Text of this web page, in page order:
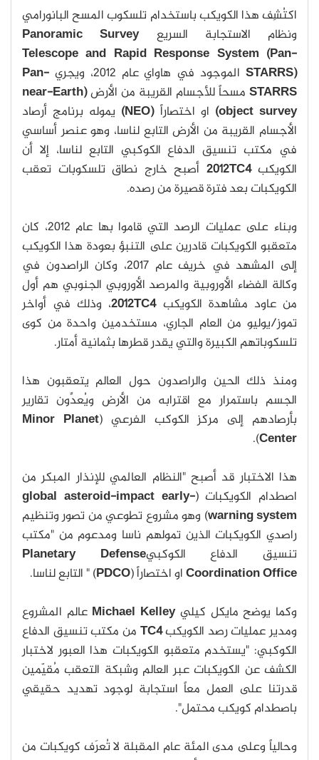
اكتُشِف هذا الكويكب باستخدام تلسكوب المسح البانورامي
ونظام الاستجابة السريعPanoramic Survey
Telescope and Rapid Response System (Pan-
STARRS)الموجود في هاواي عام 2012، ويجري
Pan-
STARRS مسحاً للأجسام القريبة من الأرض(near-Earth
object survey) او اختصاراً(NEO)
يموله برنامج أرصاد
الأجسام القريبة من الأرض التابع لناسا، وهو عنصر أساسي
في مكتب تنسيق الدفاع الكوكبي التابع لناسا، إلا أن
الكويكب2012TC4 أصبح خارج نطاق تلسكوبات تعقب
الكويكبات بعد فترة قصيرة من رصده.
وبناء على عمليات الرصد التي قاموا بها عام 2012، كان
متعقبو الكويكبات قادرين على التنبؤ بعودة هذا الكويكب
إلى المشهد في خريف عام 2017، وكان الراصدون في
وكالة الفضاء الأوروبية والمرصد الأوروبي الجنوبي هم أول
من عاود مشاهدة الكويكب2012TC4، وذلك في أواخر
تموز/يوليو من العام الجاري، مستخدمين واحدة من كوى
تلسكوباتهم الكبيرة والتي يقدر قطرها بثمانية أمتار.
ومنذ ذلك الحين والراصدون حول العالم يتعقبون هذا
الجسم باستمرار مع اقترابه من الأرض ويُعدِّون تقارير
بأرصادهم إلى مركز الكوكب الفرعي (Minor Planet
Center
).
هذا الاختبار قد أصبح "النظام العالمي للإنذار المبكر من
اصطدام الكويكبات (global asteroid-impact early-
warning system) وهو مشروع تطوعي من تصور وتنظيم
راصدي الكويكبات الذين تمولهم ناسا ومدعوم من "مكتب
تنسيق الدفاع الكوكبيPlanetary Defense
Coordination Officeاو اختصاراً (PDCO) " التابع لناسا.
وكما يوضح مايكل كيليMichael Kelley عالم المشروع
ومدير عمليات رصد الكويكبTC4 من مكتب تنسيق الدفاع
الكوكبي: "يستخدم متعقبو الكويكبات هذا العبور لاختبار
الكشف عن الكويكبات عبر العالم وشبكة التعقب مُقيّمين
قدرتنا على العمل معاً استجابة لوجود تهديد حقيقي
باصطدام كويكب محتمل".
وحالياً وعلى مدى المئة عام المقبلة لا تُعرَف كويكبات من